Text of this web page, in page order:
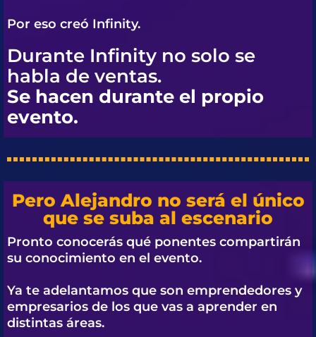
Por eso creó Infinity.
Durante Infinity no solo se
habla de ventas.
Se hacen durante el propio
evento.
Pero Alejandro no será el único
que se suba al escenario
Pronto conocerás qué ponentes compartirán
su conocimiento en el evento.
Ya te adelantamos que son emprendedores y
empresarios de los que vas a aprender en
distintas áreas.